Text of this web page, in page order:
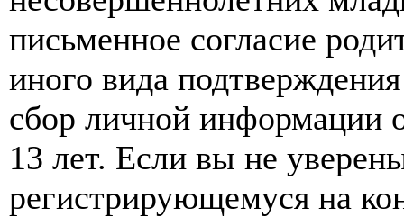
письменное согласие
иного вида
сбор личной информации
13 лет. Если вы не
регистрирующемуся на